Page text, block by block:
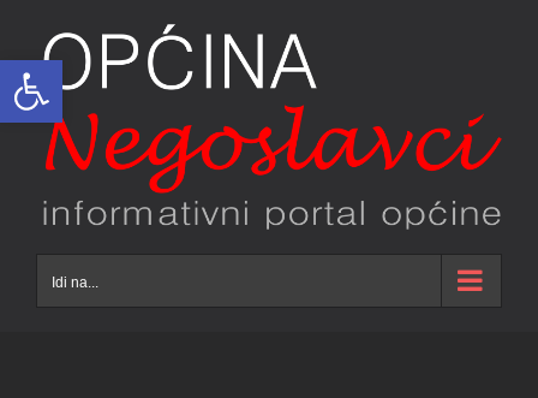
Open toolbar
content
Idi na...